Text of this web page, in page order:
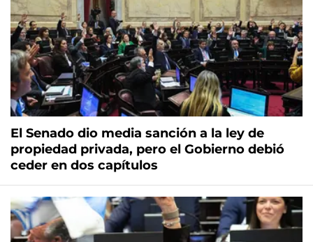
El Senado dio media sanción a la ley de
propiedad privada, pero el Gobierno debió
ceder en dos capítulos